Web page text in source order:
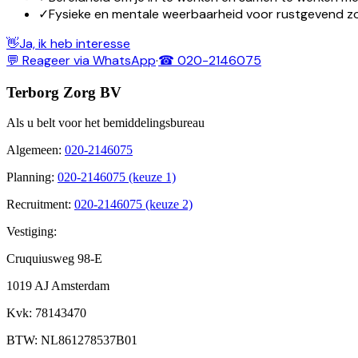
✓Fysieke en mentale weerbaarheid voor rustgevend
👋Ja, ik heb interesse
💬 Reageer via WhatsApp·☎ 020-2146075
Terborg Zorg BV
Als u belt voor het bemiddelingsbureau
Algemeen: 020-2146075
Planning: 020-2146075 (keuze 1)
Recruitment: 020-2146075 (keuze 2)
Vestiging:
Cruquiusweg 98-E
1019 AJ Amsterdam
Kvk: 78143470
BTW: NL861278537B01